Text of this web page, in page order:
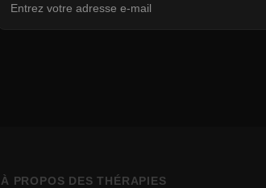
À PROPOS DES THÉRAPIES